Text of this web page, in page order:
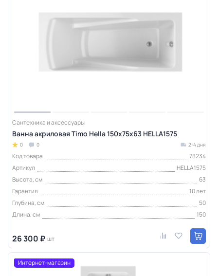
Сантехника и аксессуары
Ванна акриловая Timo Hella 150х75х63 HELLA1575
0 0 2-4 дня
Код товара
78234
Артикул
HELLA1575
Высота, см
63
Гарантия
10 лет
Глубина, см
50
Длина, см
150
26 300 ₽ шт
Интернет-магазин